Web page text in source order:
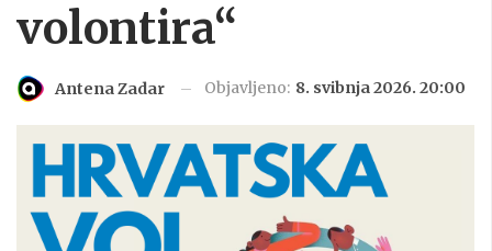
volontira“
Antena Zadar Objavljeno: 8. svibnja 2026. 20:00